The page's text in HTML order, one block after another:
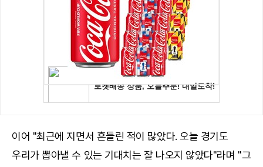
이어 "최근에 지면서 흔들린 적이 많았다. 오늘 경기도
우리가 뽑아낼 수 있는 기대치는 잘 나오지 않았다"라며 "그